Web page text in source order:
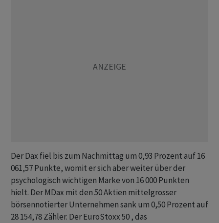
Der Dax fiel bis zum Nachmittag um 0,93 Prozent auf 16
061,57 Punkte, womit er sich aber weiter über der
psychologisch wichtigen Marke von 16 000 Punkten
hielt. Der MDax mit den 50 Aktien mittelgrosser
börsennotierter Unternehmen sank um 0,50 Prozent auf
28 154,78 Zähler. Der EuroStoxx 50 , das